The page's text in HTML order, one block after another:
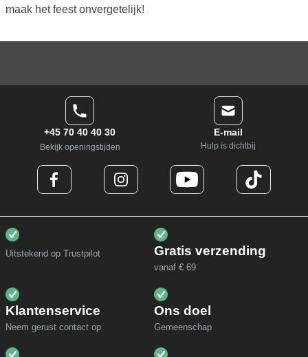
maak het feest onvergetelijk!
+45 70 40 40 30
Bekijk openingstijden
E-mail
Hulp is dichtbij
Uitstekend op Trustpilot Gratis verzending
vanaf € 69
Klantenservice
Neem gerust contact op
Ons doel
Gemeenschap